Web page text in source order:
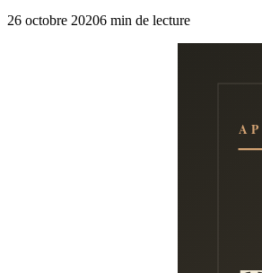
26 octobre 20206 min de lecture